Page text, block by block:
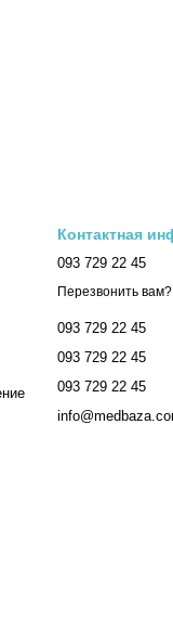
Контактная
093 729 22 45
Перезвонить вам?
093 729 22 45
093 729 22 45
093 729 22 45